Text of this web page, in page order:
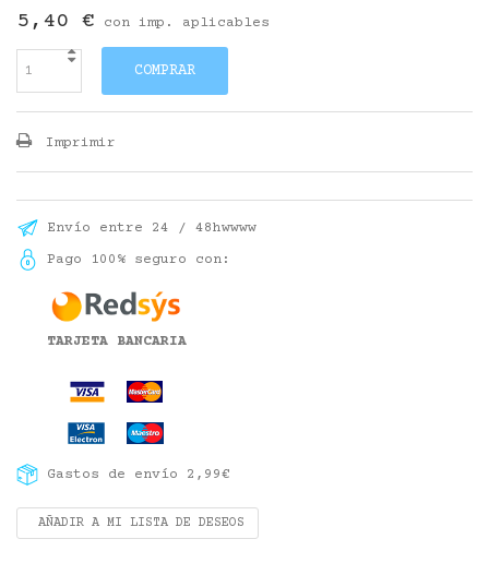
5,40 € con imp. aplicables
COMPRAR
Imprimir
Envío entre 24 / 48hwwww
Pago 100% seguro con:
TARJETA BANCARIA
Gastos de envío 2,99€
AÑADIR A MI LISTA DE DESEOS